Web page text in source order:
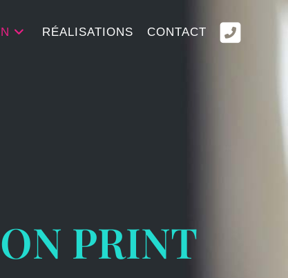
RÉALISATIONS CONTACT
PRINT